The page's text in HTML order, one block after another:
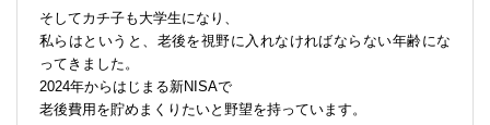
そしてカチ子も大学生になり、
私らはというと、老後を視野に入れなければならない年齢にな
ってきました。
2024年からはじまる新NISAで
老後費用を貯めまくりたいと野望を持っています。